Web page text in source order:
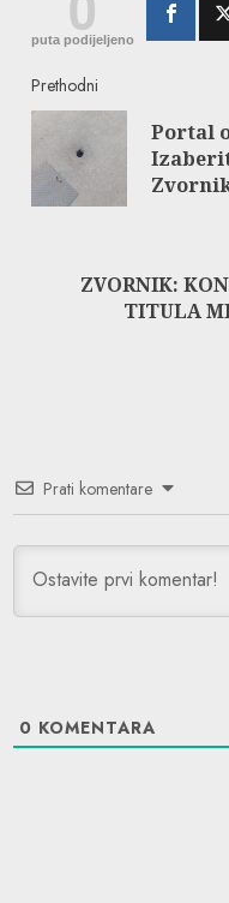
puta podijeljeno
Continue
Reading
Prethodni
Portal
ZVORNIK:
TITULA
Prati komentare
0 KOMENTARA